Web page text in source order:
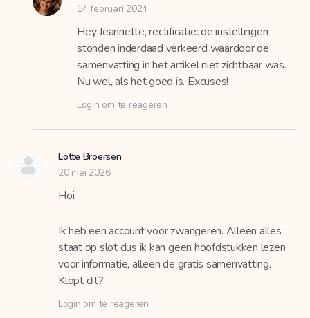
14 februari 2024
Hey Jeannette, rectificatie: de instellingen
stonden inderdaad verkeerd waardoor de
samenvatting in het artikel niet zichtbaar was.
Nu wel, als het goed is. Excuses!
Login om te reageren
Lotte Broersen
20 mei 2026
Hoi,
Ik heb een account voor zwangeren. Alleen alles
staat op slot dus ik kan geen hoofdstukken lezen
voor informatie, alleen de gratis samenvatting.
Klopt dit?
Login om te reageren